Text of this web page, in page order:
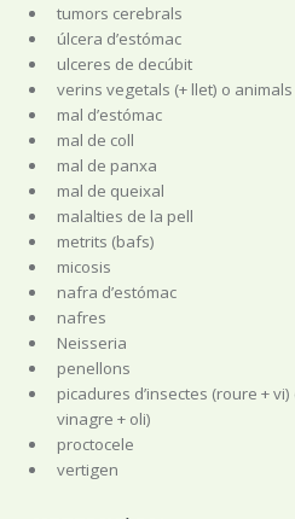
tumors cerebrals
úlcera d’estómac
ulceres de decúbit
verins vegetals (+ llet) o
mal d’estómac
mal de coll
mal de panxa
mal de queixal
malalties de la pell
metrits (bafs)
micosis
nafra d’estómac
nafres
Neisseria
penellons
picadures d’insectes (roure +
vinagre + oli)
proctocele
vertigen